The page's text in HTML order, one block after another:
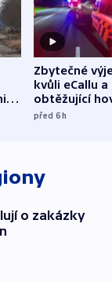
Zbytečné
kvůli eCallu a
obtěžující
zdržují
před 6h
o zakázky